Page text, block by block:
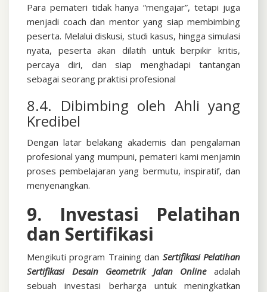
Para pemateri tidak hanya “mengajar”, tetapi juga
menjadi coach dan mentor yang siap membimbing
peserta. Melalui diskusi, studi kasus, hingga simulasi
nyata, peserta akan dilatih untuk berpikir kritis,
percaya diri, dan siap menghadapi tantangan
sebagai seorang praktisi profesional
8.4. Dibimbing oleh Ahli yang
Kredibel
Dengan latar belakang akademis dan pengalaman
profesional yang mumpuni, pemateri kami menjamin
proses pembelajaran yang bermutu, inspiratif, dan
menyenangkan.
9. Investasi Pelatihan
dan Sertifikasi
Mengikuti program Training dan SertifikasiPelatihan
Sertifikasi Desain Geometrik Jalan Online
adalah
sebuah investasi berharga untuk meningkatkan